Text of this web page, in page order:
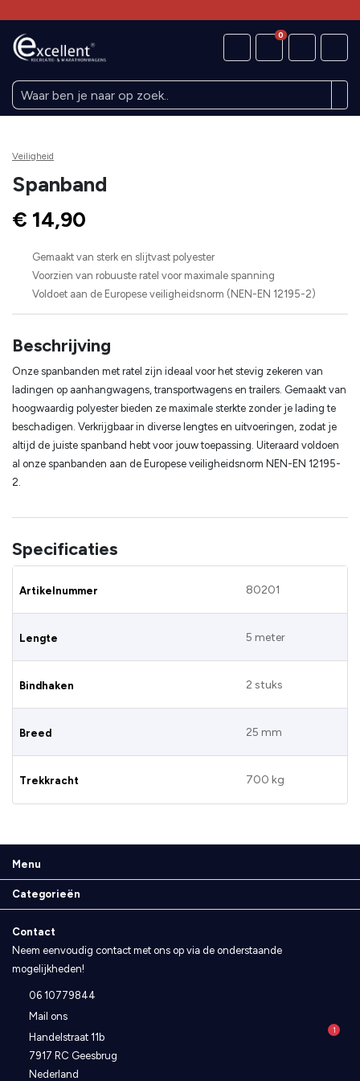
0
Veiligheid
Spanband
Gemaakt van sterk en slijtvast polyester
Voorzien van robuuste ratel voor maximale spanning
Voldoet aan de Europese veiligheidsnorm (NEN-EN 12195-2)
€ 14,90
Beschrijving
Onze spanbanden met ratel zijn ideaal voor het stevig zekeren van
ladingen op aanhangwagens, transportwagens en trailers. Gemaakt van
hoogwaardig polyester bieden ze maximale sterkte zonder je lading te
beschadigen. Verkrijgbaar in diverse lengtes en uitvoeringen, zodat je
altijd de juiste spanband hebt voor jouw toepassing. Uiteraard voldoen
al onze spanbanden aan de Europese veiligheidsnorm NEN-EN 12195-
2.
Specificaties
Artikelnummer 80201
Lengte 5 meter
Bindhaken 2 stuks
Breed 25 mm
Trekkracht 700 kg
1
Menu
Categorieën
Contact
Neem eenvoudig contact met ons op via de onderstaande
mogelijkheden!
06 10779844
Mail ons
Handelstraat 11b
7917 RC Geesbrug
Nederland